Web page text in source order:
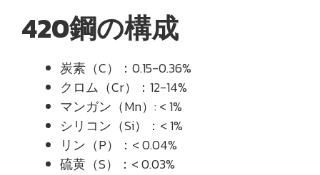
420鋼の構成
炭素（C）：0.15-0.36%
クロム（Cr）：12-14%
マンガン（Mn）: < 1%
シリコン（Si）：< 1%
リン（P）：< 0.04%
硫黄（S）：< 0.03%